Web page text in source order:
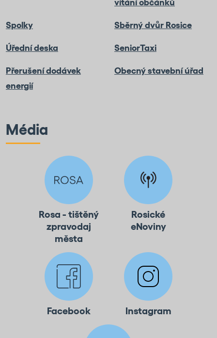
vítání občánků
Spolky Sběrný dvůr Rosice
Úřední deska SeniorTaxi
Přerušení dodávek
energií
Obecný stavební úřad
Média
Rosa - tištěný
zpravodaj
města
Rosické
eNoviny
Facebook Instagram